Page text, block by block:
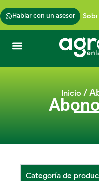
al
contenido
Hablar con un asesor
Inicio /
Categoría de